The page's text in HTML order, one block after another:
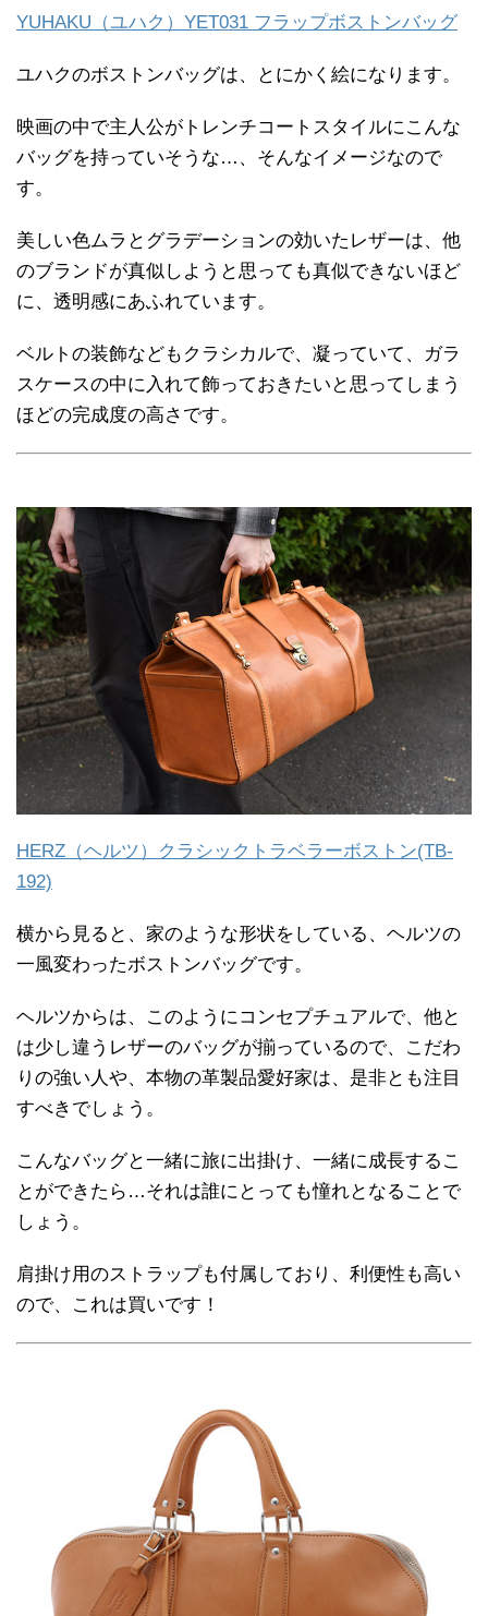
YUHAKU（ユハク）YET031 フラップボストンバッグ
ユハクのボストンバッグは、とにかく絵になります。
映画の中で主人公がトレンチコートスタイルにこんな
バッグを持っていそうな…、そんなイメージなので
す。
美しい色ムラとグラデーションの効いたレザーは、他
のブランドが真似しようと思っても真似できないほど
に、透明感にあふれています。
ベルトの装飾などもクラシカルで、凝っていて、ガラ
スケースの中に入れて飾っておきたいと思ってしまう
ほどの完成度の高さです。
HERZ（ヘルツ）クラシックトラベラーボストン(TB-
192)
横から見ると、家のような形状をしている、ヘルツの
一風変わったボストンバッグです。
ヘルツからは、このようにコンセプチュアルで、他と
は少し違うレザーのバッグが揃っているので、こだわ
りの強い人や、本物の革製品愛好家は、是非とも注目
すべきでしょう。
こんなバッグと一緒に旅に出掛け、一緒に成長するこ
とができたら…それは誰にとっても憧れとなることで
しょう。
肩掛け用のストラップも付属しており、利便性も高い
ので、これは買いです！